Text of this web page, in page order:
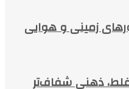
زمینی و هوایی
ذهنی شفاف‌تر